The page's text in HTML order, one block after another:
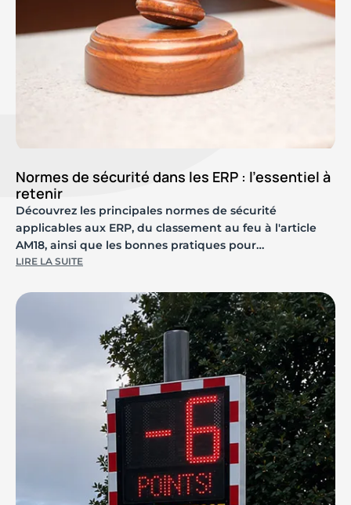
Normes de sécurité dans les ERP : l'essentiel à
retenir
Découvrez les principales normes de sécurité
applicables aux ERP, du classement au feu à l'article
AM18, ainsi que les bonnes pratiques pour
dimensionner et implanter le mobilier.
LIRE LA SUITE